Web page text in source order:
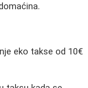
eko takse od 10€